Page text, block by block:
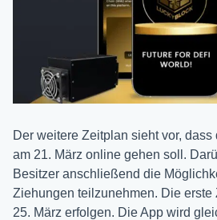
Der weitere Zeitplan sieht vor,
am 21. März online gehen soll.
Besitzer anschließend die
Ziehungen teilzunehmen. Die
25. März erfolgen. Die App wird